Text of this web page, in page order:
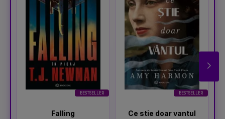
BESTSELLER
Falling
BESTSELLER
Ce stie doar vantul